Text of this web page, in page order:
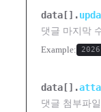
data[].
댓글 마지막
Example:
data[].
댓글 첨부파